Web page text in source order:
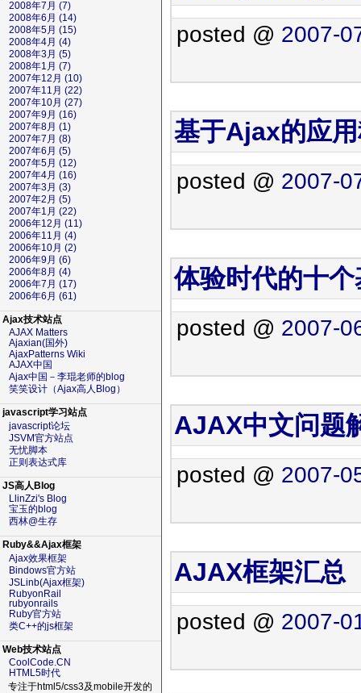
2008年7月 (7)
2008年6月 (14)
2008年5月 (15)
2008年4月 (4)
2008年3月 (5)
2008年1月 (7)
2007年12月 (10)
2007年11月 (22)
2007年10月 (27)
2007年9月 (16)
2007年8月 (1)
2007年7月 (8)
2007年6月 (5)
2007年5月 (12)
2007年4月 (16)
2007年3月 (3)
2007年2月 (5)
2007年1月 (22)
2006年12月 (11)
2006年11月 (4)
2006年10月 (2)
2006年9月 (6)
2006年8月 (4)
2006年7月 (17)
2006年6月 (61)
Ajax技术站点
AJAX Matters
Ajaxian(国外)
AjaxPatterns Wiki
AJAX中国
Ajax中国－李琨老师的blog
笑笑设计（Ajax高人Blog）
javascript学习站点
javascript论坛
JSVM官方站点
无忧脚本
正则表达式库
JS高人Blog
LlinZzi's Blog
宝玉的blog
西林@生存
Ruby&&Ajax框架
Ajax效果框架
Bindows官方站
JSLinb(Ajax框架)
RubyonRail
rubyonrails
Ruby官方站
类C++的js框架
Web技术站点
CoolCode.CN
HTML5时代
专注于html5/css3及mobile开发的
posted @ 2007-
基于Ajax的应
posted @ 2007-
体验时代的十
posted @ 2007-
AJAX中文问题
posted @ 2007-
AJAX框架汇总
posted @ 2007-